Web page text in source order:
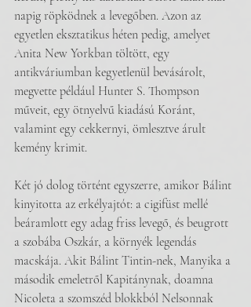
napig röpködnek a levegőben. Azon az
egyetlen eksztatikus héten pedig, amelyet
Anita New Yorkban töltött, egy
antikváriumban kegyetlenül bevásárolt,
megvette például Hunter S. Thompson
műveit, egy ötnyelvű kiadású Koránt,
valamint egy cekkernyi, ömlesztve árult
kemény krimit.
Két jó dolog történt egyszerre, amikor Bálint
kinyitotta az erkélyajtót: a cigifüst mellé
beáramlott egy adag friss levegő, és beugrott
a szobába Oszkár, a környék legendás
macskája. Akit Bálint Tintin-nek, Manyika a
második emeletről Kapitánynak, doamna
Nicoleta a szomszéd blokkból Nelsonnak